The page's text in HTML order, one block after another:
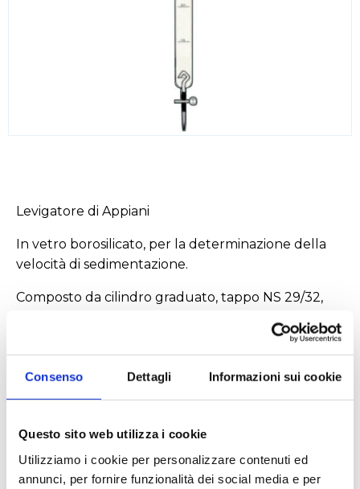
Consenso Dettagli Informazioni sui cookie
Questo sito web utilizza i cookie
Utilizziamo i cookie per personalizzare contenuti ed
annunci, per fornire funzionalità dei social media e per
Levigatore di Appiani
In vetro borosilicato, per la determinazione della
velocità di sedimentazione.
Composto da cilindro graduato, tappo NS 29/32,
Scarica
PROPRIETÀ BOROSILICATO_21.PDF